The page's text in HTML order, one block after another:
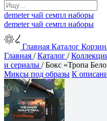
demeterчай семпл наборы
demeterчай семпл наборы
Главная Каталог
Главная /Каталог /
и сериалы /Бокс «Тропа
Миксы под образы К